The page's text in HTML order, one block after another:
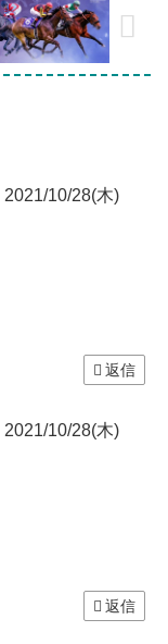
10/28(木)
返信
10/28(木)
返信